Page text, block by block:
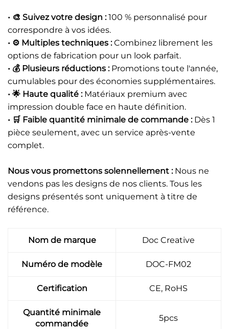
• 🎨 Suivez votre design :100 % personnalisé pour
correspondre à vos idées.
• ⚙️ Multiples techniques :Combinez librement les
options de fabrication pour un look parfait.
• 💰 Plusieurs réductions : Promotions toute l'année,
cumulables pour des économies supplémentaires.
• 🌟 Haute qualité : Matériaux premium avec
impression double face en haute définition.
• 🛒 Faible quantité minimale de commande : Dès 1
pièce seulement, avec un service après-vente
complet.
Nous vous promettons solennellement : Nous ne
vendons pas les designs de nos clients. Tous les
designs présentés sont uniquement à titre de
référence.
Nom de marque Doc Creative
Numéro de modèle DOC-FM02
Certification CE, RoHS
Quantité minimale
commandée
5pcs